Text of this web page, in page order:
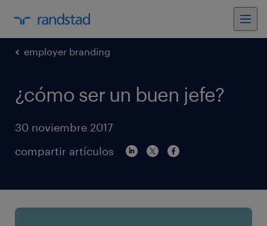
employer branding
¿cómo ser un buen jefe?
30 noviembre 2017
compartir artículos